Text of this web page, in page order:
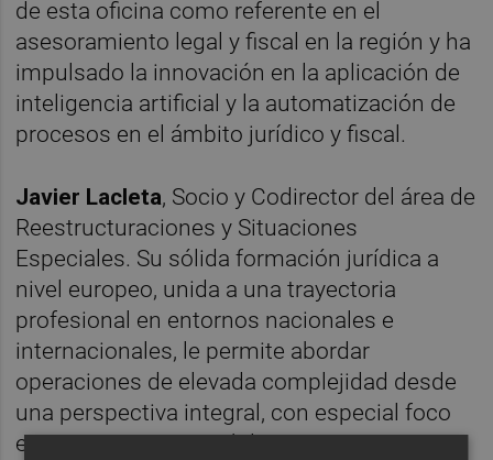
de esta oficina como referente en el
asesoramiento legal y fiscal en la región y ha
impulsado la innovación en la aplicación de
inteligencia artificial y la automatización de
procesos en el ámbito jurídico y fiscal.
Javier Lacleta, Socio y Codirector del área de
Reestructuraciones y Situaciones
Especiales. Su sólida formación jurídica a
nivel europeo, unida a una trayectoria
profesional en entornos nacionales e
internacionales, le permite abordar
operaciones de elevada complejidad desde
una perspectiva integral, con especial foco
en operaciones inmobiliarias y